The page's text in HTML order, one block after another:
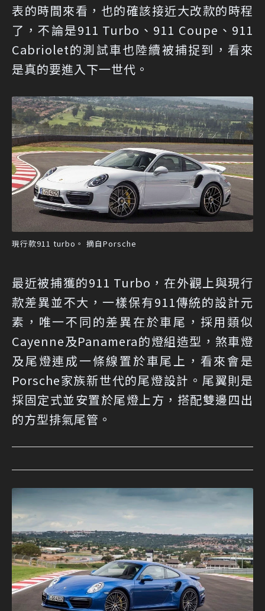
表的時間來看，也的確該接近大改款的時程
了，不論是911 Turbo、911 Coupe、911
Cabriolet的測試車也陸續被捕捉到，看來
是真的要進入下一世代。
現行款911 turbo。 摘自Porsche
最近被捕獲的911 Turbo，在外觀上與現行
款差異並不大，一樣保有911傳統的設計元
素，唯一不同的差異在於車尾，採用類似
Cayenne及Panamera的燈組造型，煞車燈
及尾燈連成一條線置於車尾上，看來會是
Porsche家族新世代的尾燈設計。尾翼則是
採固定式並安置於尾燈上方，搭配雙邊四出
的方型排氣尾管。